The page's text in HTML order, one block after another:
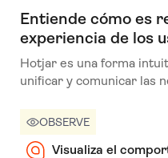
Entiende cómo es
experiencia de los
Hotjar es una forma
unificar y comunicar las
OBSERVE
Visualiza el